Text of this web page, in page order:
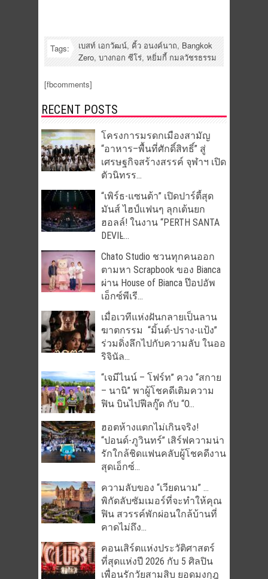
Tags: เบสท์ เอกวัฒน์, คิ้ว อนงค์นาถ, Bangkok
Zero, บางกอก ซีโร่, หยิ่มกี้ กมลวัชรธรรม
[fbcomments]
RECENT POSTS
โครงการมรดกเมืองสามัญ
“อาหาร–พื้นที่ศักดิ์สิทธิ์” สู่
เศรษฐกิจสร้างสรรค์ จุฬาฯ เปิด
ตัวนิทรร...
“เพิร์ธ-แซนต้า” เปิดปาร์ตี้สุด
มันส์ ไฮป์แฟนๆ ลุกเต้นยก
ฮอลล์! ในงาน “PERTH SANTA
DEVIL̵...
Chato Studio ชวนทุกคนออก
ตามหา Scrapbook ของ Bianca
ผ่าน House of Bianca ป๊อปอัพ
เอ็กซ์พีเรี...
เมื่อเวทีแห่งฝันกลายเป็นลาน
ฆาตกรรม “มิ้นต์-ปราง-แป้ง”
ร่วมดิ่งลึกไปกับความลับ ในออ
ริจินัล...
“เจมีไนน์ – โฟร์ท” ควง “สกาย
– นานิ” พาผู้โชคดีเติมความ
ฟิน บินไปฟีลกู๊ด กับ “O...
ฮอตห้างแตกไม่เกินจริง!
“ปอนด์-ภูวินทร์” เสิร์ฟความน่า
รักใกล้ชิดแฟนคลับผู้โชคดีงาน
สุดเอ็กซ์...
ความลับของ “เวียดนาม” …
พิกัดลับซัมเมอร์ที่จะทำให้คุณ
ฟิน สวรรค์พักผ่อนใกล้บ้านที่
คาดไม่ถึง...
คอนเสิร์ตแห่งประวัติศาสตร์
ที่สุดแห่งปี 2026 กับ 5 ศิลปิน
เพื่อนรักวัยสามสิบ ยอดมงกุฎ